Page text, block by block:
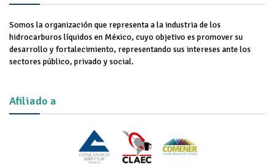
Somos la organización que representa a la industria de los
hidrocarburos líquidos en México, cuyo objetivo es promover su
desarrollo y fortalecimiento, representando sus intereses ante los
sectores público, privado y social.
Afiliado a